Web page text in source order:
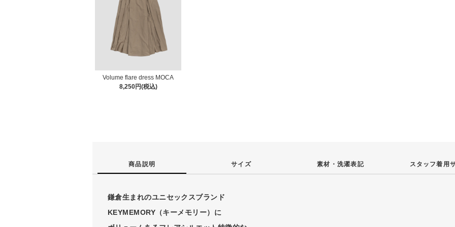
Volume flare dress MOCA
8,250円(税込)
商品説明 サイズ 素材・ 洗濯表記 スタッフ着用
鎌倉生まれのユニセックスブランド
KEYMEMORY（キーメモリー）に